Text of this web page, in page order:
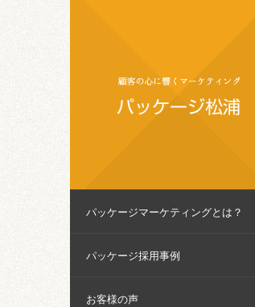
パッケージマーケティングとは？
パッケージ採用事例
お客様の声